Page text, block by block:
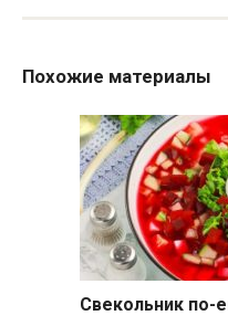
Похожие материалы
Свекольник по-